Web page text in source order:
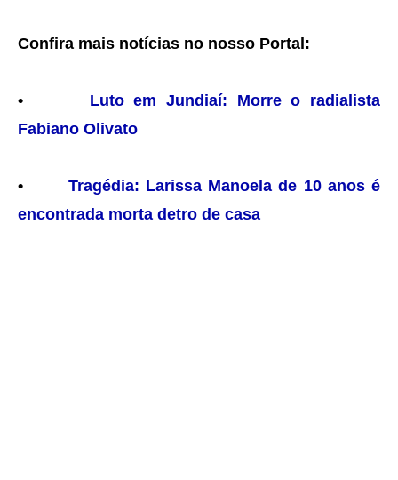
Confira mais notícias no nosso Portal:
•
Luto em Jundiaí: Morre o radialista
Fabiano Olivato
•
Tragédia: Larissa Manoela de 10 anos é
encontrada morta detro de casa